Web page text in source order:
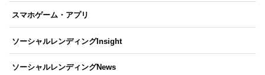
スマホゲーム・アプリ
ソーシャルレンディングInsight
ソーシャルレンディングNews